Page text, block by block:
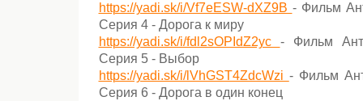
https://yadi.sk/i/Vf7eESW-dXZ9B - Фильм
Серия 4 - Дорога к миру
https://yadi.sk/i/fdl2sOPIdZ2yc - Фильм
Серия 5 - Выбор
https://yadi.sk/i/lVhGST4ZdcWzi - Фильм
Серия 6 - Дорога в один конец